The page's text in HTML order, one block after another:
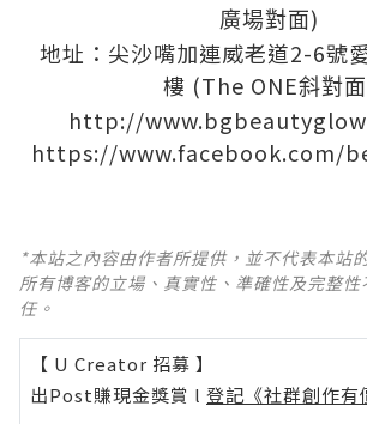
廣場對面)
地址：尖沙嘴加連威老道2-6號
樓 (The ONE斜對面
http://
https://www.facebook.com/
*本站之內容由作者所提供，並不代表本站
所有博客的立場、真實性、準確性及完整
任。
【 U Creator 招募 】
出Post賺現金獎賞 l 登記《社群創作有